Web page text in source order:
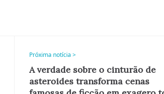
Próxima notícia >
A verdade sobre o cinturão de
asteroides transforma cenas